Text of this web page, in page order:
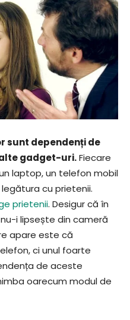
sunt dependenți de
gadget-uri.Fiecare
laptop, un telefon mobil
cu prietenii.
prietenii. Desigur că în
i lipsește din cameră
apare este că
ci unul foarte
de aceste
oarecum modul de